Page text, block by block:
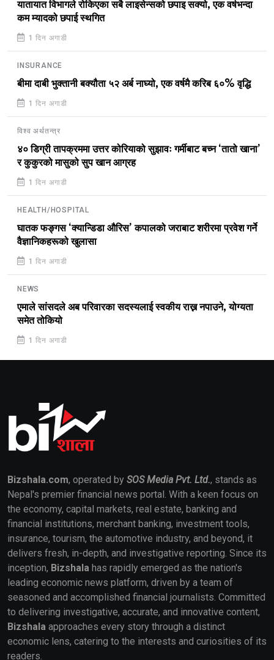
यातायात विभागले रोकिएका सबै लाइसेन्सको छपाइ सक्यो, एक वर्षभन्दा
कम म्यादको छपाई स्थगित
1 दिन अगाडी
INSURANCE
बीमा दाबी भुक्तानी बक्यौता ५२ अर्ब नाघ्यो, एक वर्षमै करिब ६०% वृद्धि
1 दिन अगाडी
विश्व अर्थतन्त्र
४० डिग्री तापक्रममा उत्तर कोरियाको सुझावः गर्मीबाट बच्न ‘तातो खाना’
र कुकुरको मासुको सुप खान आग्रह
1 दिन अगाडी
HEALTH/HOSPITAL
घातक फङ्गस ‘क्यान्डिडा औरिस’ कपालको जराबाट शरीरमा प्रवेश गर्ने
वैज्ञानिकहरूको खुलासा
1 दिन अगाडी
NEWS
एमाले सांसदले अब परिवारका सदस्यलाई स्वकीय राख्न नपाउने, योग्यता
समेत तोकियो
1 दिन अगाडी
Bizshala.com, operated by SOS Media Pvt. Ltd., stands as
Nepal's premier financial news portal. With a keen focus on
the economy, capital markets, real estate, banking and
financial institutions, merchant banking, investment tools,
insurance, tourism, the automotive industry, and beyond, it
delivers fresh, in-depth, and investigative reporting. Since its
inception, Bizshala has rapidly emerged as the nation's
leading economic news platform, driven by a team of
seasoned and accomplished financial journalists. Committed
to delivering investigative, accurate, and innovative content,
Bizshala approaches every story through a distinct
economic lens, catering to the interests and curiosities of its
readers.